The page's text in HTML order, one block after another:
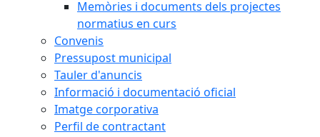
Memòries i documents dels projectes
normatius en curs
Convenis
Pressupost municipal
Tauler d'anuncis
Informació i documentació oficial
Imatge corporativa
Perfil de contractant